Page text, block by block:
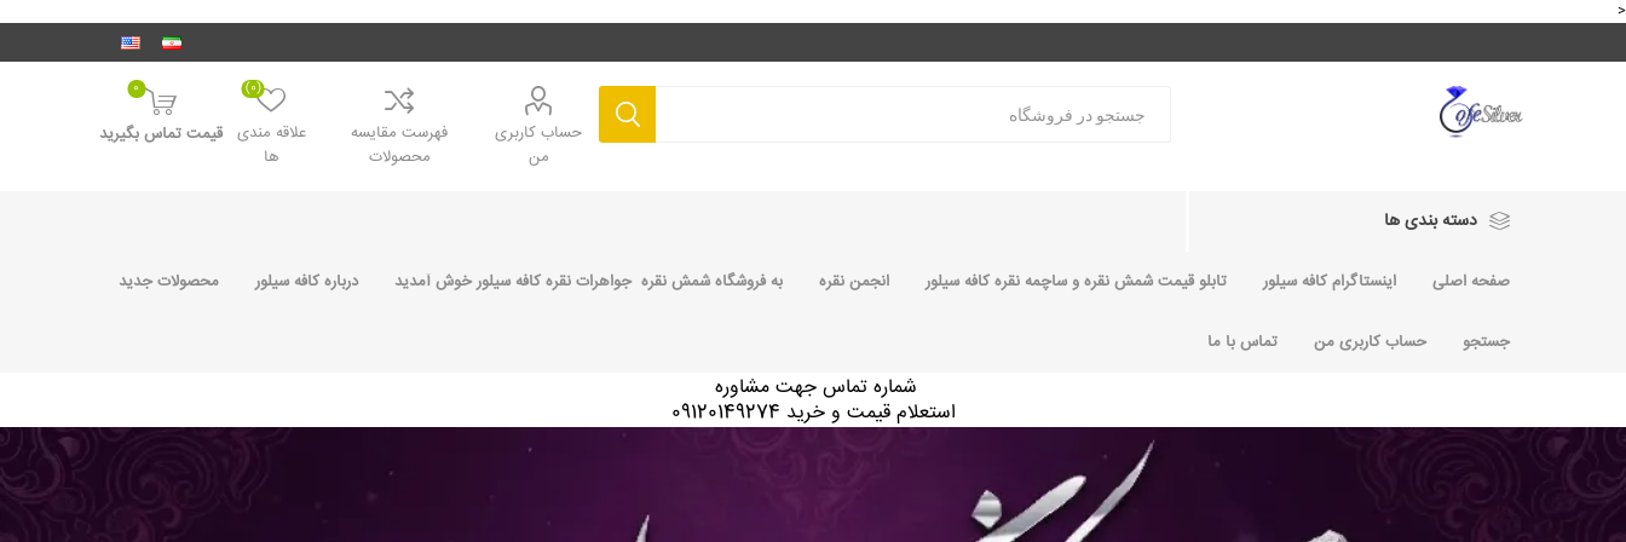
<
حساب کاربری
من
فهرست مقایسه
محصولات
علاقه مندی
ها
(0)
0
قیمت تماس بگیرید
دسته بندی ها
صفحه اصلی اینستاگرام کافه سیلور تابلو قیمت شمش نقره و ساچمه نقره کافه سیلور انجمن نقره به فروشگاه شمش نقره جواهرات نقره کافه سیلور خوش آمدید درباره کافه سیلور محصولات جدید
جستجو حساب کاربری من تماس با ما
شماره تماس جهت مشاوره
استعلام قیمت و خرید 09120149274